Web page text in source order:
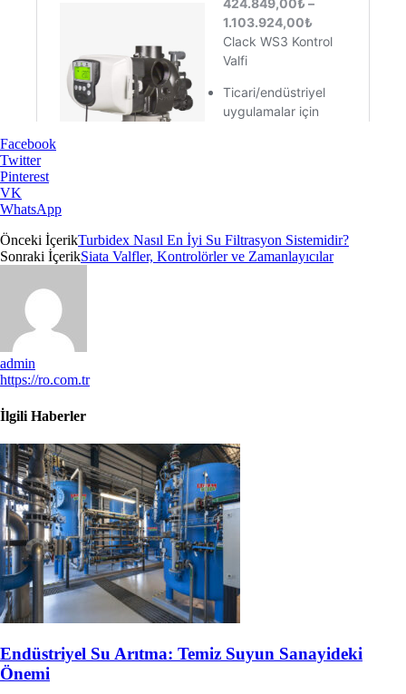
Facebook
Twitter
Pinterest
VK
WhatsApp
Önceki İçerikTurbidex Nasıl En İyi Su Filtrasyon Sistemidir?
Sonraki İçerikSiata Valfler, Kontrolörler ve Zamanlayıcılar
admin
https://ro.com.tr
İlgili Haberler
Endüstriyel Su Arıtma: Temiz Suyun Sanayideki
Önemi